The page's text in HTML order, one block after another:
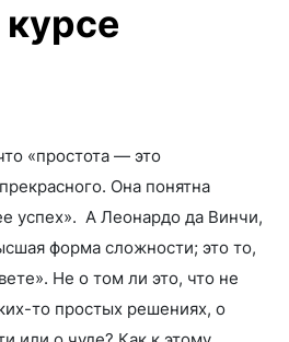
«простота — это
Она понятна
успех». А Леонардо да Винчи,
форма сложности; это то,
Не о том ли это, что не
то простых решениях, о